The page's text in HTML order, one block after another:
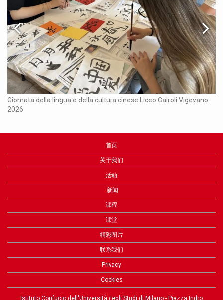
Giornata della lingua e della cultura cinese Liceo Cairoli Vigevano
2026
首页
关于我们
活动
新闻
课程
课堂
精彩图片
联系我们
Privacy
Cookies
Istituto Confucio dell'Università degli Studi di Milano - Piazza Indro